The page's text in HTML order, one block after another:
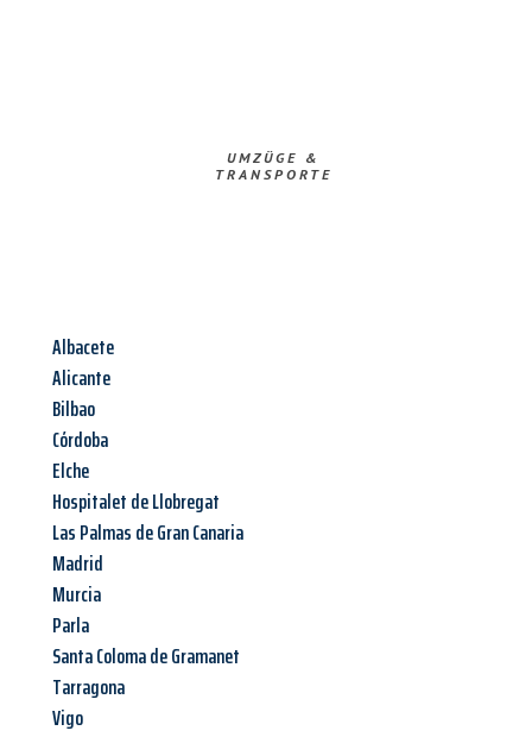
UMZÜGE &
TRANSPORTE
Albacete
Alicante
Bilbao
Córdoba
Elche
Hospitalet de Llobregat
Las Palmas de Gran Canaria
Madrid
Murcia
Parla
Santa Coloma de Gramanet
Tarragona
Vigo